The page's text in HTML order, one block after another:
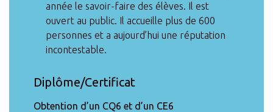
année le savoir-faire des élèves. Il est
ouvert au public. Il accueille plus de 600
personnes et a aujourd’hui une réputation
incontestable.
Diplôme/Certificat
Obtention d’un CQ6 et d’un CE6